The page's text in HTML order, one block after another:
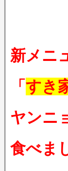
新メニ
「 すき
ヤンニ
食べま